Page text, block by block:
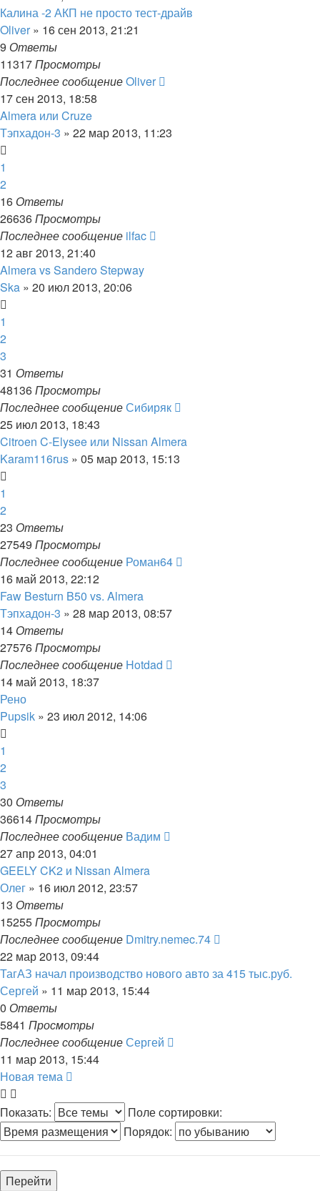
Калина -2 АКП не просто тест-драйв
Oliver » 16 сен 2013, 21:21
9 Ответы
11317Просмотры
Последнее сообщениеOliver
17 сен 2013, 18:58
Almera или Cruze
Тэпхадон-3 » 22 мар 2013, 11:23
1
2
16 Ответы
26636Просмотры
Последнее сообщение ilfac
12 авг 2013, 21:40
Almera vs Sandero Stepway
Ska » 20 июл 2013, 20:06
1
2
3
31 Ответы
48136Просмотры
Последнее сообщениеСибиряк
25 июл 2013, 18:43
Citroen C-Elysee или Nissan Almera
Karam116rus » 05 мар 2013, 15:13
1
2
23 Ответы
27549 Просмотры
Последнее сообщение Роман64
16 май 2013, 22:12
Faw Besturn B50 vs. Almera
Тэпхадон-3 » 28 мар 2013, 08:57
14 Ответы
27576Просмотры
Последнее сообщение Hotdad
14 май 2013, 18:37
Рено
Pupsik » 23 июл 2012, 14:06
1
2
3
30 Ответы
36614Просмотры
Последнее сообщение Вадим
27 апр 2013, 04:01
GEELY CK2 и Nissan Almera
Олег » 16 июл 2012, 23:57
13 Ответы
15255Просмотры
Последнее сообщение Dmitry.nemec.74
22 мар 2013, 09:44
ТагАЗ начал производство нового авто за 415 тыс.руб.
Сергей » 11 мар 2013, 15:44
0 Ответы
5841 Просмотры
Последнее сообщениеСергей
11 мар 2013, 15:44
Новая тема
Показать:
Поле сортировки:
Порядок: